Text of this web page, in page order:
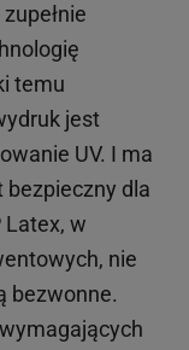
temu
jest
UV. I ma
bezpieczny dla
Latex, w
, nie
bezwonne.